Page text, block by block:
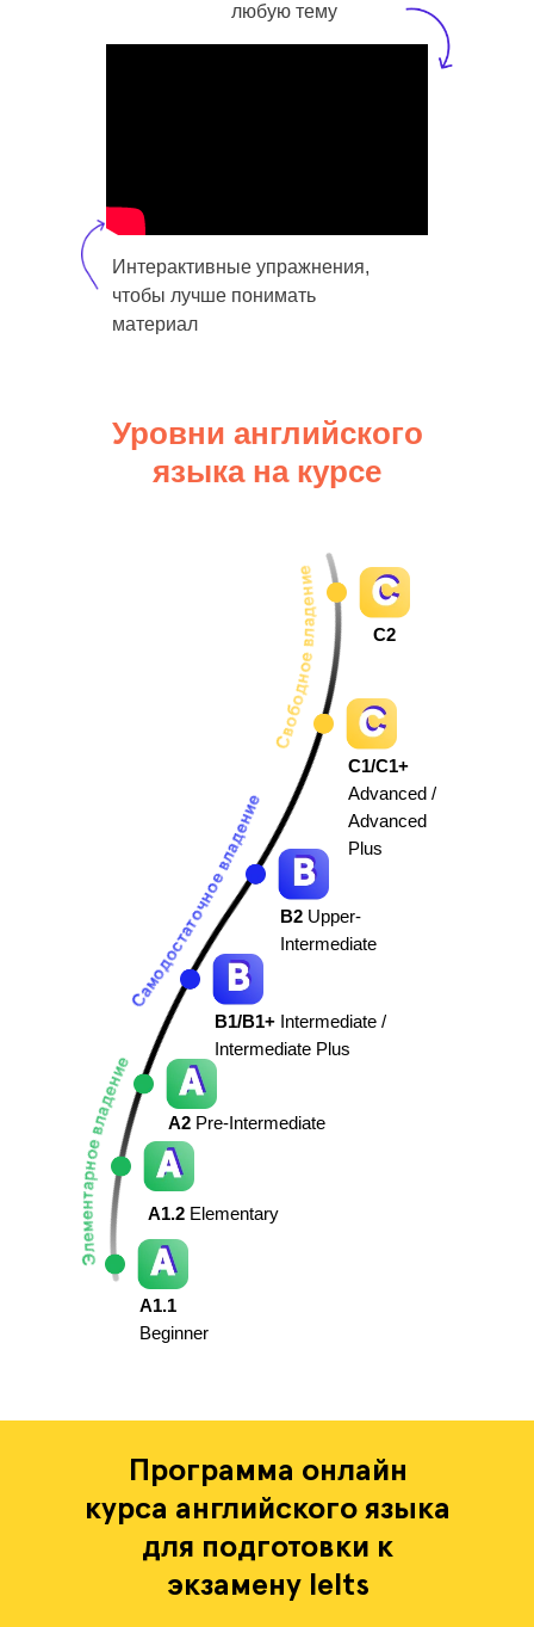
любую тему
Интерактивные упражнения,
чтобы лучше понимать
материал
Уровни английского
языка на курсе
B1/B1+ Intermediate /
Intermediate Plus
B2 Upper-
Intermediate
C1/C1+
Advanced /
Advanced
Plus
C2
А1.1
Beginner
А1.2 Elementary
А2 Pre-Intermediate
Программа онлайн
курса английского языка
для подготовки к
экзамену Ielts